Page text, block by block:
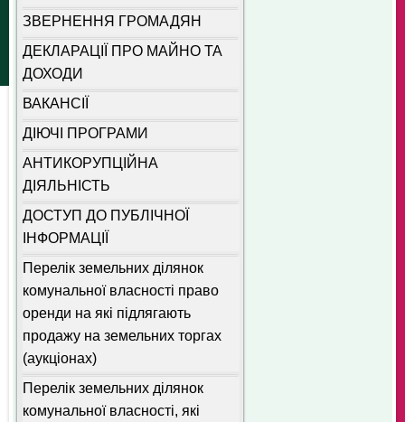
ЗВЕРНЕННЯ ГРОМАДЯН
ДЕКЛАРАЦІЇ ПРО МАЙНО ТА
ДОХОДИ
ВАКАНСІЇ
ДІЮЧІ ПРОГРАМИ
АНТИКОРУПЦІЙНА
ДІЯЛЬНІСТЬ
ДОСТУП ДО ПУБЛІЧНОЇ
ІНФОРМАЦІЇ
Перелік земельних ділянок
комунальної власності право
оренди на які підлягають
продажу на земельних торгах
(аукціонах)
Перелік земельних ділянок
комунальної власності, які